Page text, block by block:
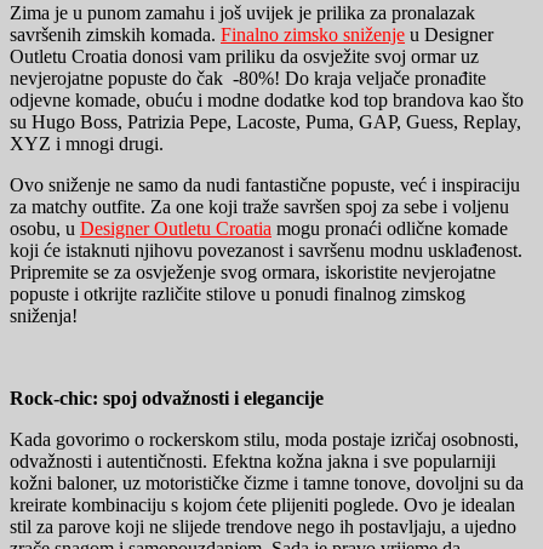
Zima je u punom zamahu i još uvijek je prilika za pronalazak
savršenih zimskih komada. Finalno zimsko sniženje u Designer
Outletu Croatia donosi vam priliku da osvježite svoj ormar uz
nevjerojatne popuste do čak -80%! Do kraja veljače pronađite
odjevne komade, obuću i modne dodatke kod top brandova kao što
su Hugo Boss, Patrizia Pepe, Lacoste, Puma, GAP, Guess, Replay,
XYZ i mnogi drugi.
Ovo sniženje ne samo da nudi fantastične popuste, već i inspiraciju
za matchy outfite. Za one koji traže savršen spoj za sebe i voljenu
osobu, u Designer Outletu Croatia mogu pronaći odlične komade
koji će istaknuti njihovu povezanost i savršenu modnu usklađenost.
Pripremite se za osvježenje svog ormara, iskoristite nevjerojatne
popuste i otkrijte različite stilove u ponudi finalnog zimskog
sniženja!
Rock-chic: spoj odvažnosti i elegancije
Kada govorimo o rockerskom stilu, moda postaje izričaj osobnosti,
odvažnosti i autentičnosti. Efektna kožna jakna i sve popularniji
kožni baloner, uz motorističke čizme i tamne tonove, dovoljni su da
kreirate kombinaciju s kojom ćete plijeniti poglede. Ovo je idealan
stil za parove koji ne slijede trendove nego ih postavljaju, a ujedno